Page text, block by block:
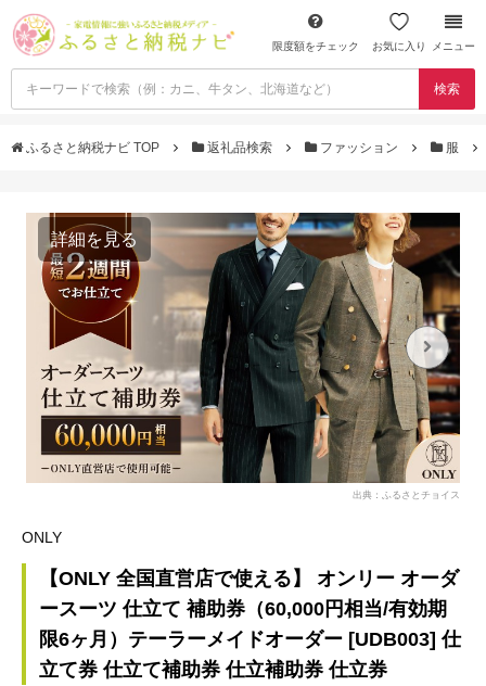
限度額をチェック お気に入り メニュー
検索
ふるさと納税ナビ TOP 返礼品検索 ファッション 服
詳細を見る
出典：ふるさとチョイス
ONLY
【ONLY 全国直営店で使える】 オンリー オーダ
ースーツ 仕立て 補助券（60,000円相当/有効期
限6ヶ月）テーラーメイドオーダー [UDB003] 仕
立て券 仕立て補助券 仕立補助券 仕立券